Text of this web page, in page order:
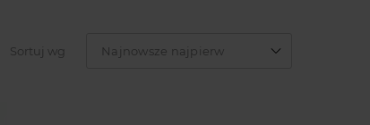
Sortuj wg Najnowsze najpierw